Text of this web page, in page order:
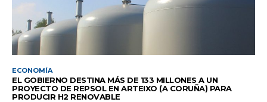
ECONOMÍA
EL GOBIERNO DESTINA MÁS DE 133 MILLONES A UN
PROYECTO DE REPSOL EN ARTEIXO (A CORUÑA) PARA
PRODUCIR H2 RENOVABLE